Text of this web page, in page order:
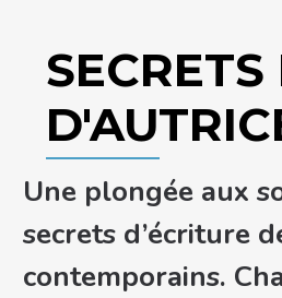
Une plongée aux
secrets d’écriture
contemporains.